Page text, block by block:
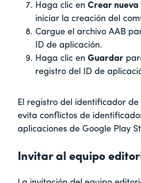
Haga clic en Crear nueva
iniciar la creación del
Cargue el archivo AAB
ID de aplicación.
Haga clic en Guardar
registro del ID de
El registro del identificador
evita conflictos de
aplicaciones de Google Play
Invitar al equipo